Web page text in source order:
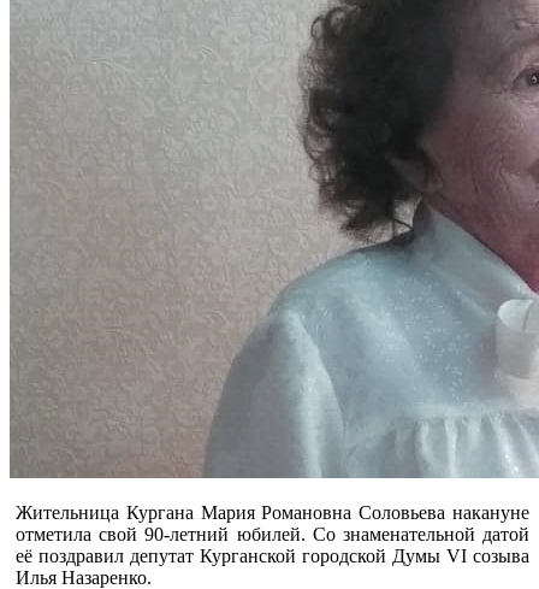
Жительница Кургана Мария Романовна Соловьева накануне
отметила свой 90-летний юбилей. Со знаменательной датой
её поздравил депутат Курганской городской Думы VI созыва
Илья Назаренко.